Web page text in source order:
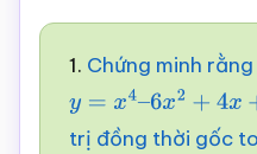
1. Chứng minh
y =x 4–6x2+ 4x +6
trị đồng thời gốc